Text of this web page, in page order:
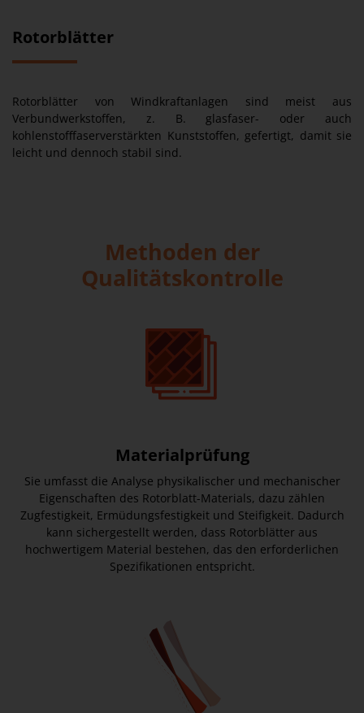
Rotorblätter
Rotorblätter von Windkraftanlagen sind meist aus
Verbundwerkstoffen, z. B. glasfaser- oder auch
kohlenstofffaserverstärkten Kunststoffen, gefertigt, damit sie
leicht und dennoch stabil sind.
Methoden der
Qualitätskontrolle
Materialprüfung
Sie umfasst die Analyse physikalischer und mechanischer
Eigenschaften des Rotorblatt-Materials, dazu zählen
Zugfestigkeit, Ermüdungsfestigkeit und Steifigkeit. Dadurch
kann sichergestellt werden, dass Rotorblätter aus
hochwertigem Material bestehen, das den erforderlichen
Spezifikationen entspricht.